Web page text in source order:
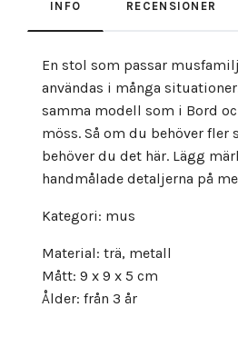
INFO RECENSIONER
En stol som passar
användas i många
samma modell som i Bord
möss. Så om du behöver
behöver du det här. Lägg
handmålade detaljerna på
Kategori: mus
Material: trä, metall
Mått: 9 x 9 x 5 cm
Ålder: från 3 år